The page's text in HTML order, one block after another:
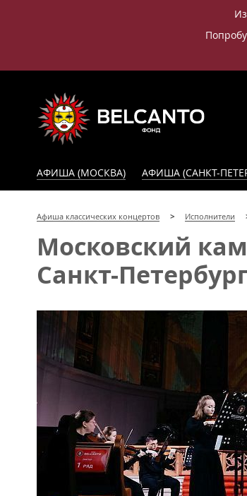
АФИША (МОСКВА) АФИША (САНКТ-
Афиша классических концертов Исполнители
Московский
Санкт-